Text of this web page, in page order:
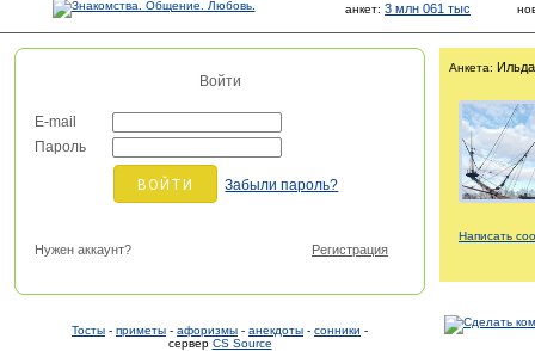
анкет: 3 млн 061 тыс
Войти
E-mail
Пароль
Забыли пароль?
Нужен аккаунт? Регистрация
Тосты - приметы - афоризмы - анекдоты - сонники -
сервер CS Source
Анкета:
Написать